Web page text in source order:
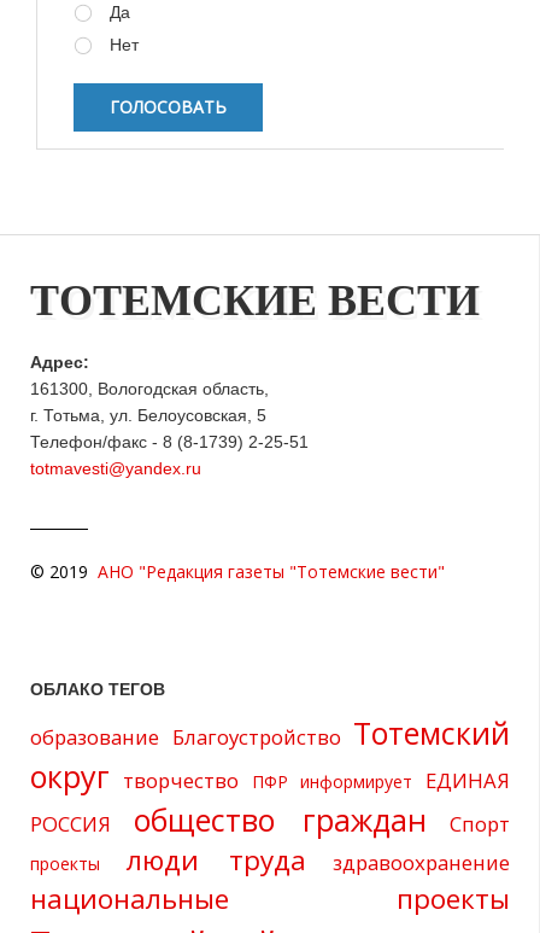
Да
Нет
ТОТЕМСКИЕ ВЕСТИ
Адрес:
161300, Вологодская область,
г. Тотьма, ул. Белоусовская, 5
Телефон/факс - 8 (8-1739) 2-25-51
totmavesti@yandex.ru
© 2019 АНО "Редакция газеты "Тотемские вести"
ОБЛАКО ТЕГОВ
образование Благоустройство Тотемский
округ творчество ПФР информирует
ЕДИНАЯ
РОССИЯ
общество граждан Спорт
проекты люди труда здравоохранение
национальные проекты